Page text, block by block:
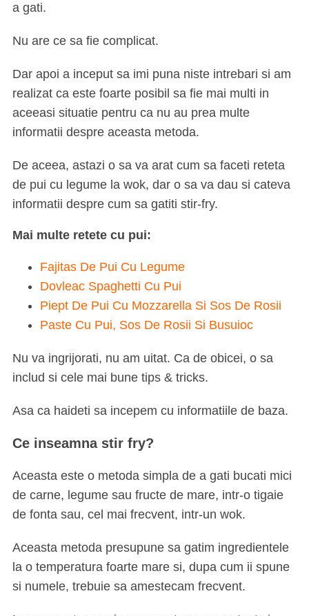
a gati.
Nu are ce sa fie complicat.
Dar apoi a inceput sa imi puna niste intrebari si am
realizat ca este foarte posibil sa fie mai multi in
aceeasi situatie pentru ca nu au prea multe
informatii despre aceasta metoda.
De aceea, astazi o sa va arat cum sa faceti reteta
de pui cu legume la wok, dar o sa va dau si cateva
informatii despre cum sa gatiti stir-fry.
Mai multe retete cu pui:
Fajitas De Pui Cu Legume
Dovleac Spaghetti Cu Pui
Piept De Pui Cu Mozzarella Si Sos De Rosii
Paste Cu Pui, Sos De Rosii Si Busuioc
Nu va ingrijorati, nu am uitat. Ca de obicei, o sa
includ si cele mai bune tips & tricks.
Asa ca haideti sa incepem cu informatiile de baza.
Ce inseamna stir fry?
Aceasta este o metoda simpla de a gati bucati mici
de carne, legume sau fructe de mare, intr-o tigaie
de fonta sau, cel mai frecvent, intr-un wok.
Aceasta metoda presupune sa gatim ingredientele
la o temperatura foarte mare si, dupa cum ii spune
si numele, trebuie sa amestecam frecvent.